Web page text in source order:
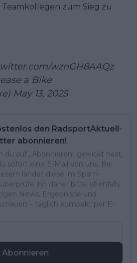
zum Sieg zu
wznGH8AAQz
a Bike
May 13, 2025
den RadsportAktuell-
abonnieren!
du auf „Abonnieren“ geklickt hast,
sofort eine E-Mail von uns. Bei
landet diese im Spam-
ihn daher bitte ebenfalls.
News, Ergebnisse und
– täglich kompakt per E-
Abonnieren